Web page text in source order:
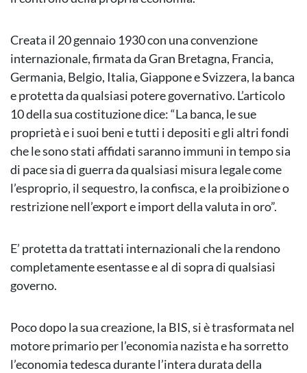
Creata il 20 gennaio 1930 con una convenzione
internazionale, firmata da Gran Bretagna, Francia,
Germania, Belgio, Italia, Giappone e Svizzera, la banca
e protetta da qualsiasi potere governativo. L’articolo
10 della sua costituzione dice: “La banca, le sue
proprietà e i suoi beni e tutti i depositi e gli altri fondi
che le sono stati affidati saranno immuni in tempo sia
di pace sia di guerra da qualsiasi misura legale come
l’esproprio, il sequestro, la confisca, e la proibizione o
restrizione nell’export e import della valuta in oro”.
E’ protetta da trattati internazionali che la rendono
completamente esentasse e al di sopra di qualsiasi
governo.
Poco dopo la sua creazione, la BIS, si è trasformata nel
motore primario per l’economia nazista e ha sorretto
l’economia tedesca durante l’intera durata della